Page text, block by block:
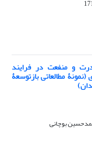
و منفعت در فرایند
مطالعاتی بازتوسعۀ
بوچانی